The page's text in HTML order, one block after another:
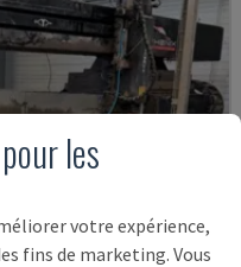
les
votre expérience,
fins de marketing. Vous